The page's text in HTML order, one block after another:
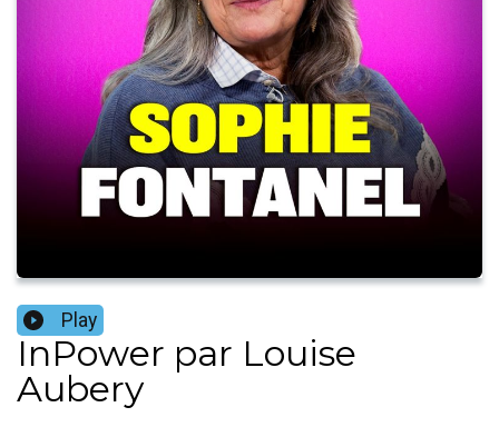
Play
InPower par Louise
Aubery